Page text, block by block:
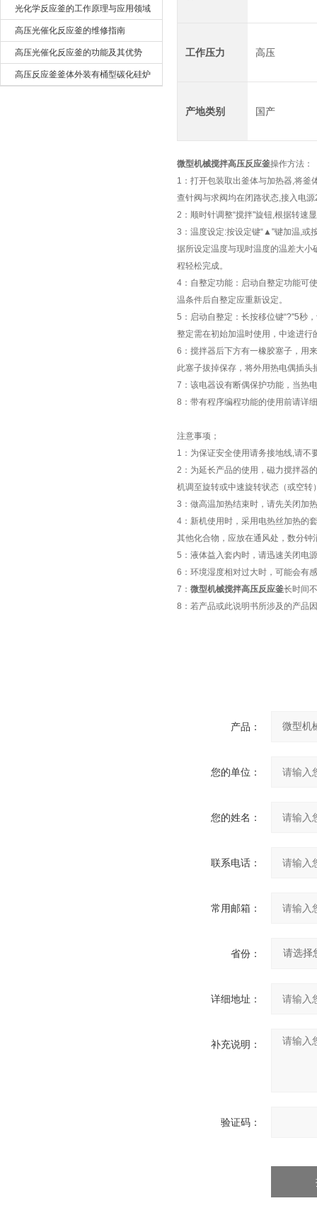
用
光化学反应釜的工作原理与应用领域
高压光催化反应釜的维修指南
高压光催化反应釜的功能及其优势
高压反应釜釜体外装有桶型碳化硅炉
工作压力 高压
产地类别 国产
微型机械搅拌高压反应釜操作方法：
1 ： 打开包装取出釜体与加热器,将釜
查针阀与求阀均在闭路状态,接入电
2 ： 顺时针调整“搅拌"旋钮,根据转速
3 ： 温度设定:按设定键“▲"键加温,或
据所设定温度与现时温度的温差大
程轻松完成。
4：自整定功能：启动自整定功能可
温条件后自整定应重新设定。
5：启动自整定：长按移位键“?"5秒
整定需在初始加温时使用，中途进行
6：搅拌器后下方有一橡胶塞子，用
此塞子拔掉保存，将外用热电偶插
7：该电器设有断偶保护功能，当热
8 ： 带有程序编程功能的使用前请详
注意事项；
1：为保证安全使用请务接地线,请不
2：为延长产品的使用，磁力搅拌器
机调至旋转或中速旋转状态（或空
3：做高温加热结束时，请先关闭加
4：新机使用时，采用电热丝加热的
其他化合物，应放在通风处，数分钟
5：液体益入套内时，请迅速关闭电
6：环境湿度相对过大时，可能会有
7： 微型机械搅拌高压反应釜长时间
8：若产品或此说明书所涉及的产品
产品：
您的单位：
您的姓名：
联系电话：
常用邮箱：
省份：
详细地址：
补充说明：
验证码：